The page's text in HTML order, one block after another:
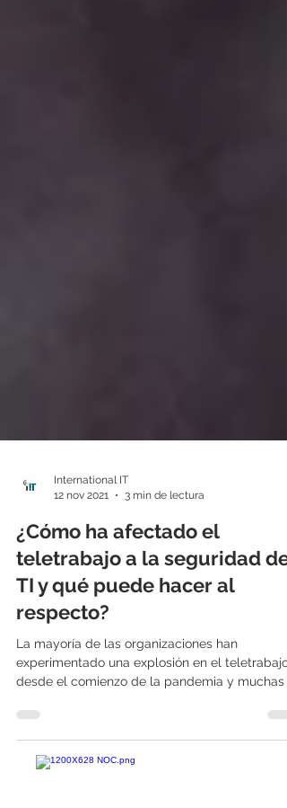
12 nov 2021
3 min de lectura
¿Cómo ha afectado el
teletrabajo a la seguridad de
TI y qué puede hacer al
respecto?
La mayoría de las organizaciones han
desde el comienzo de la pandemia y muchas